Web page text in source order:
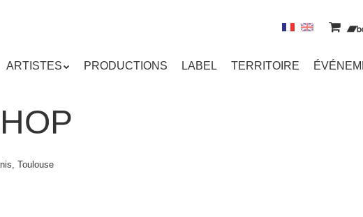
ARTISTES PRODUCTIONS LABEL TERRITOIRE
Toulouse